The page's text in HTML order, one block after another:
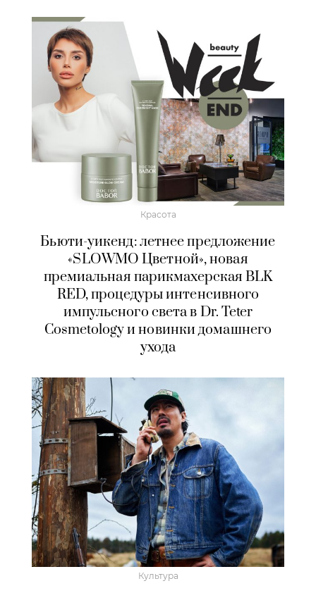
Красота
Бьюти-уикенд: летнее предложение
«SLOWMO Цветной», новая
премиальная парикмахерская BLK
RED, процедуры интенсивного
импульсного света в Dr. Teter
Cosmetology и новинки домашнего
ухода
Культура